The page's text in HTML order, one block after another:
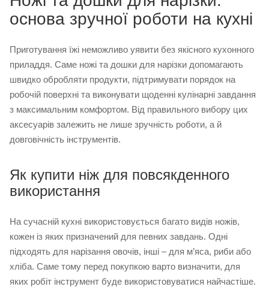
основа зручної роботи на кухні
Приготування їжі неможливо уявити без якісного кухонного
приладдя. Саме ножі та дошки для нарізки допомагають
швидко обробляти продукти, підтримувати порядок на
робочій поверхні та виконувати щоденні кулінарні завдання
з максимальним комфортом. Від правильного вибору цих
аксесуарів залежить не лише зручність роботи, а й
довговічність інструментів.
Як купити ніж для повсякденного
використання
На сучасній кухні використовується багато видів ножів,
кожен із яких призначений для певних завдань. Одні
підходять для нарізання овочів, інші – для м’яса, риби або
хліба. Саме тому перед покупкою варто визначити, для
яких робіт інструмент буде використовуватися найчастіше.